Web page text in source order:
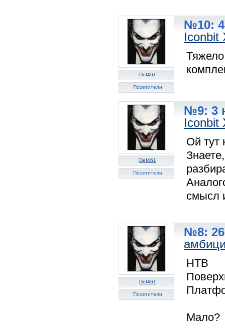
Def461
Посетители
№10: 4
Iconbit
Def461
Посетители
№9: 3
Iconbit
Ой тут
смысл
Def461
Посетители
№8: 26
НТВ
Мало?